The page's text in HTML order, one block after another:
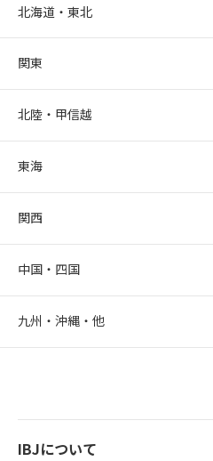
北海道・東北
関東
北陸・甲信越
東海
関西
中国・四国
九州・沖縄・他
IBJについて